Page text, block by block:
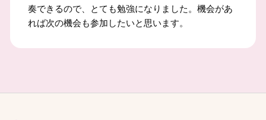
奏できるので、とても勉強になりました。機会があ
れば次の機会も参加したいと思います。